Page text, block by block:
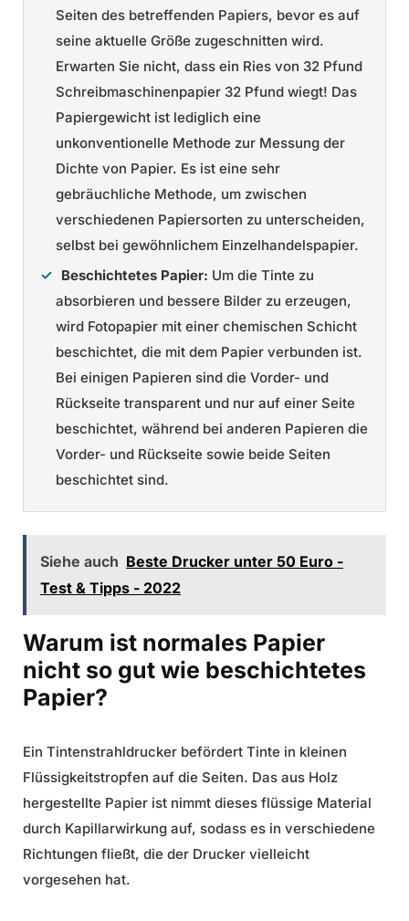
Seiten des betreffenden Papiers, bevor es auf
seine aktuelle Größe zugeschnitten wird.
Erwarten Sie nicht, dass ein Ries von 32 Pfund
Schreibmaschinenpapier 32 Pfund wiegt! Das
Papiergewicht ist lediglich eine
unkonventionelle Methode zur Messung der
Dichte von Papier. Es ist eine sehr
gebräuchliche Methode, um zwischen
verschiedenen Papiersorten zu unterscheiden,
selbst bei gewöhnlichem Einzelhandelspapier.
Beschichtetes Papier: Um die Tinte zu
absorbieren und bessere Bilder zu erzeugen,
wird Fotopapier mit einer chemischen Schicht
beschichtet, die mit dem Papier verbunden ist.
Bei einigen Papieren sind die Vorder- und
Rückseite transparent und nur auf einer Seite
beschichtet, während bei anderen Papieren die
Vorder- und Rückseite sowie beide Seiten
beschichtet sind.
Siehe auch Beste Drucker unter 50 Euro -
Test & Tipps - 2022
Warum ist normales Papier
nicht so gut wie beschichtetes
Papier?
Ein Tintenstrahldrucker befördert Tinte in kleinen
Flüssigkeitstropfen auf die Seiten. Das aus Holz
hergestellte Papier ist nimmt dieses flüssige Material
durch Kapillarwirkung auf, sodass es in verschiedene
Richtungen fließt, die der Drucker vielleicht
vorgesehen hat.